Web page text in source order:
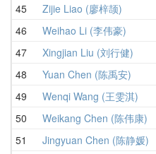
45 Zijie Liao (廖梓颉)
46 Weihao Li (李伟豪)
47 Xingjian Liu (刘行健)
48 Yuan Chen (陈禹安)
49 Wenqi Wang (王雯淇)
50 Weikang Chen (陈伟康)
51 Jingyuan Chen (陈静媛)